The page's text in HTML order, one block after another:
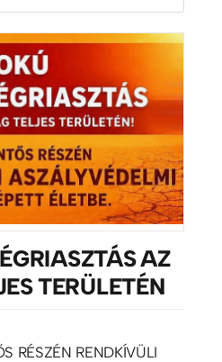
AZ
TERÜLETÉN
RÉSZÉN RENDKÍVÜLI